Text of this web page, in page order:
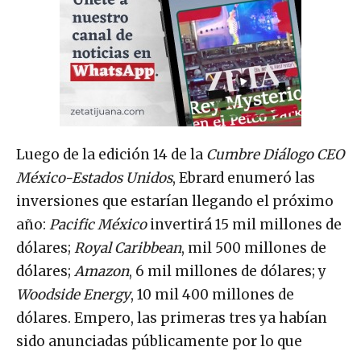
Luego de la edición 14 de la Cumbre Diálogo CEO
México-Estados Unidos, Ebrard enumeró las
inversiones que estarían llegando el próximo
año: Pacific Méxicoinvertirá 15 mil millones de
dólares; Royal Caribbean, mil 500 millones de
dólares; Amazon, 6 mil millones de dólares; y
Woodside Energy, 10 mil 400 millones de
dólares. Empero, las primeras tres ya habían
sido anunciadas públicamente por lo que